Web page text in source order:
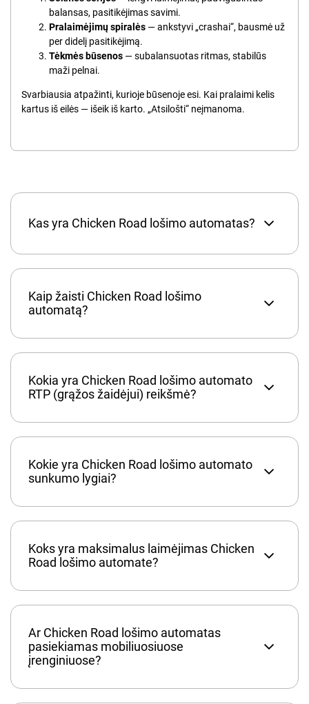
balansas, pasitikėjimas savimi.
Pralaimėjimų spiralės — ankstyvi „crashai“, bausmė už
per didelį pasitikėjimą.
Tėkmės būsenos — subalansuotas ritmas, stabilūs
maži pelnai.
Svarbiausia atpažinti, kurioje būsenoje esi. Kai pralaimi kelis
kartus iš eilės — išeik iš karto. „Atsilošti“ neįmanoma.
Kas yra Chicken Road lošimo automatas?
Kaip žaisti Chicken Road lošimo
automatą?
Kokia yra Chicken Road lošimo automato
RTP (grąžos žaidėjui) reikšmė?
Kokie yra Chicken Road lošimo automato
sunkumo lygiai?
Koks yra maksimalus laimėjimas Chicken
Road lošimo automate?
Ar Chicken Road lošimo automatas
pasiekiamas mobiliuosiuose
įrenginiuose?